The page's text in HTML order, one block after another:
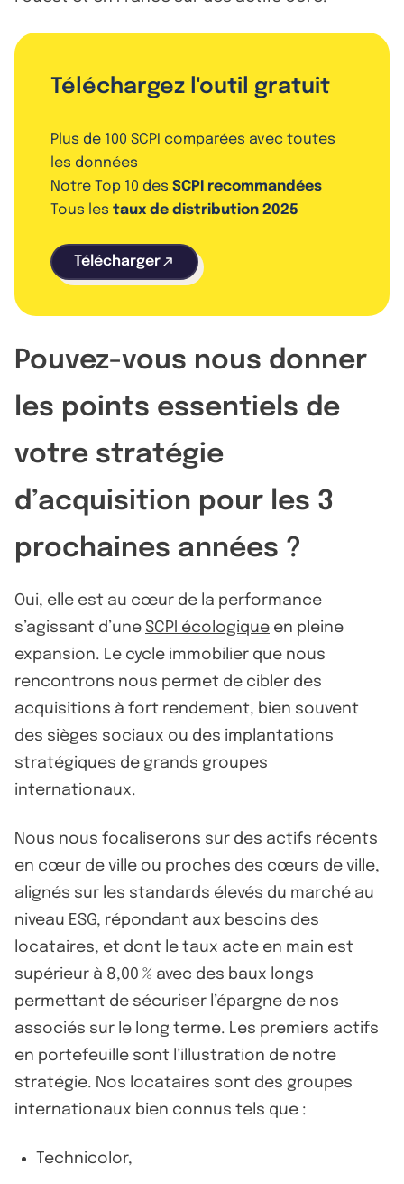
Téléchargez l'outil gratuit
Plus de 100 SCPI comparées avec toutes
les données
Notre Top 10 des SCPI recommandées
Tous les taux de distribution 2025
Télécharger
Pouvez-vous nous donner
les points essentiels de
votre stratégie
d’acquisition pour les 3
prochaines années ?
Oui, elle est au cœur de la performance
s’agissant d’une SCPI écologique en pleine
expansion. Le cycle immobilier que nous
rencontrons nous permet de cibler des
acquisitions à fort rendement, bien souvent
des sièges sociaux ou des implantations
stratégiques de grands groupes
internationaux.
Nous nous focaliserons sur des actifs récents
en cœur de ville ou proches des cœurs de ville,
alignés sur les standards élevés du marché au
niveau ESG, répondant aux besoins des
locataires, et dont le taux acte en main est
supérieur à 8,00 % avec des baux longs
permettant de sécuriser l’épargne de nos
associés sur le long terme. Les premiers actifs
en portefeuille sont l’illustration de notre
stratégie. Nos locataires sont des groupes
internationaux bien connus tels que :
Technicolor,